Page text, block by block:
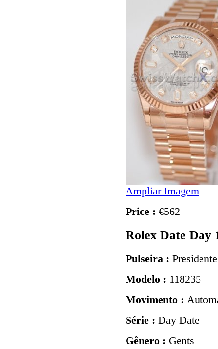
Ampliar Imagem
Price : €562
Rolex Date Day
Pulseira :
Modelo : 118235
Movimento :
Série : Day Date
Gênero : Gents